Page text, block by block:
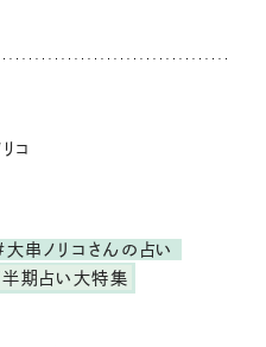
コ
大串ノリコさんの占い
期占い大特集